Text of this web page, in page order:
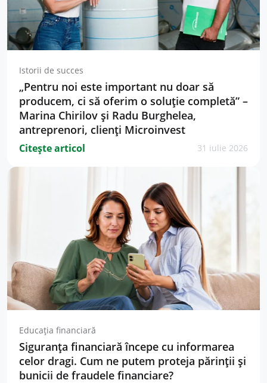
Istorii de succes
„Pentru noi este important nu doar să
producem, ci să oferim o soluție completă” –
Marina Chirilov și Radu Burghelea,
antreprenori, clienți Microinvest
Citește articol 31 iulie 2026
Educația financiară
Siguranța financiară începe cu informarea
celor dragi. Cum ne putem proteja părinții și
bunicii de fraudele financiare?